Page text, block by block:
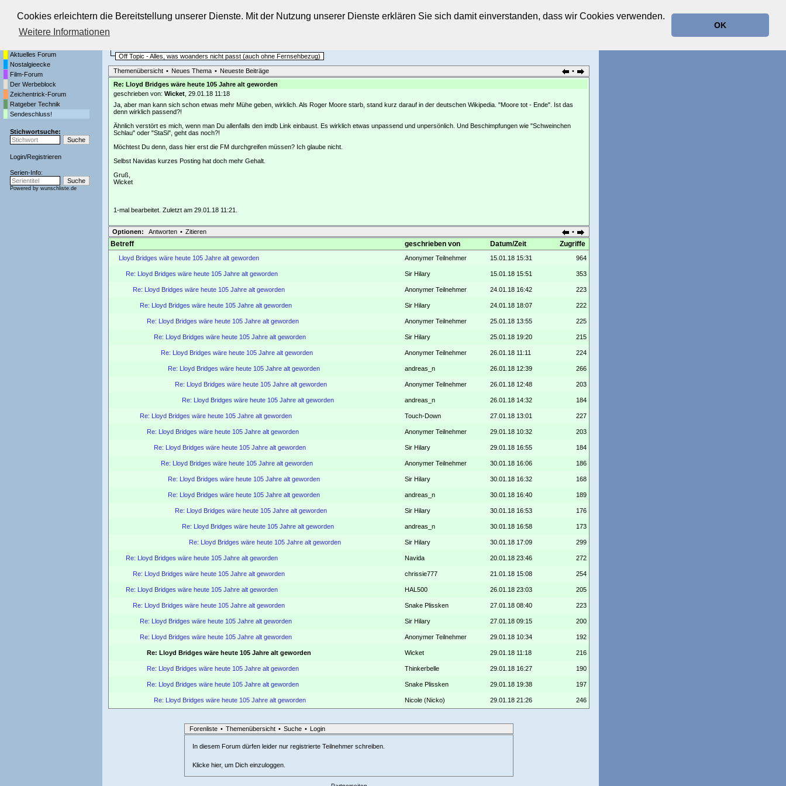
Cookies erleichtern die Bereitstellung unserer Dienste. Mit der Nutzung unserer Dienste erklären Sie sich damit einverstanden, dass wir Cookies verwenden.
Weitere Informationen
OK
Die Fernseh-Diskussionsforen von
Aktuelles Forum
Nostalgieecke
Film-Forum
Der Werbeblock
Zeichentrick-Forum
Ratgeber Technik
Sendeschluss!
Stichwortsuche:
Login/Registrieren
Serien-Info:
Powered by wunschliste.de
Off Topic - Alles, was woanders nicht passt (auch ohne Fernsehbezug)
Themenübersicht • Neues Thema • Neueste Beiträge
•
Re: Lloyd Bridges wäre heute 105 Jahre alt geworden
geschrieben von: Wicket, 29.01.18 11:18
Ja, aber man kann sich schon etwas mehr Mühe geben, wirklich. Als Roger Moore starb, stand kurz darauf in der deutschen Wikipedia. "Moore tot - Ende". Ist das
denn wirklich passend?!
Ähnlich verstört es mich, wenn man Du allenfalls den imdb Link einbaust. Es wirklich etwas unpassend und unpersönlich. Und Beschimpfungen wie "Schweinchen
Schlau" oder "StaSi", geht das noch?!
Möchtest Du denn, dass hier erst die FM durchgreifen müssen? Ich glaube nicht.
Selbst Navidas kurzes Posting hat doch mehr Gehalt.
Gruß,
Wicket
1-mal bearbeitet. Zuletzt am 29.01.18 11:21.
•
Optionen: Antworten • Zitieren
Betreff geschrieben von Datum/Zeit Zugriffe
Lloyd Bridges wäre heute 105 Jahre alt geworden Anonymer Teilnehmer 15.01.18 15:31 964
Re: Lloyd Bridges wäre heute 105 Jahre alt geworden Sir Hilary 15.01.18 15:51 353
Re: Lloyd Bridges wäre heute 105 Jahre alt geworden Anonymer Teilnehmer 24.01.18 16:42 223
Re: Lloyd Bridges wäre heute 105 Jahre alt geworden Sir Hilary 24.01.18 18:07 222
Re: Lloyd Bridges wäre heute 105 Jahre alt geworden Anonymer Teilnehmer 25.01.18 13:55 225
Re: Lloyd Bridges wäre heute 105 Jahre alt geworden Sir Hilary 25.01.18 19:20 215
Re: Lloyd Bridges wäre heute 105 Jahre alt geworden Anonymer Teilnehmer 26.01.18 11:11 224
Re: Lloyd Bridges wäre heute 105 Jahre alt geworden andreas_n 26.01.18 12:39 266
Re: Lloyd Bridges wäre heute 105 Jahre alt geworden Anonymer Teilnehmer 26.01.18 12:48 203
Re: Lloyd Bridges wäre heute 105 Jahre alt geworden andreas_n 26.01.18 14:32 184
Re: Lloyd Bridges wäre heute 105 Jahre alt geworden Touch-Down 27.01.18 13:01 227
Re: Lloyd Bridges wäre heute 105 Jahre alt geworden Anonymer Teilnehmer 29.01.18 10:32 203
Re: Lloyd Bridges wäre heute 105 Jahre alt geworden Sir Hilary 29.01.18 16:55 184
Re: Lloyd Bridges wäre heute 105 Jahre alt geworden Anonymer Teilnehmer 30.01.18 16:06 186
Re: Lloyd Bridges wäre heute 105 Jahre alt geworden Sir Hilary 30.01.18 16:32 168
Re: Lloyd Bridges wäre heute 105 Jahre alt geworden andreas_n 30.01.18 16:40 189
Re: Lloyd Bridges wäre heute 105 Jahre alt geworden Sir Hilary 30.01.18 16:53 176
Re: Lloyd Bridges wäre heute 105 Jahre alt geworden andreas_n 30.01.18 16:58 173
Re: Lloyd Bridges wäre heute 105 Jahre alt geworden Sir Hilary 30.01.18 17:09 299
Re: Lloyd Bridges wäre heute 105 Jahre alt geworden Navida 20.01.18 23:46 272
Re: Lloyd Bridges wäre heute 105 Jahre alt geworden chrissie777 21.01.18 15:08 254
Re: Lloyd Bridges wäre heute 105 Jahre alt geworden HAL500 26.01.18 23:03 205
Re: Lloyd Bridges wäre heute 105 Jahre alt geworden Snake Plissken 27.01.18 08:40 223
Re: Lloyd Bridges wäre heute 105 Jahre alt geworden Sir Hilary 27.01.18 09:15 200
Re: Lloyd Bridges wäre heute 105 Jahre alt geworden Anonymer Teilnehmer 29.01.18 10:34 192
Re: Lloyd Bridges wäre heute 105 Jahre alt geworden Wicket 29.01.18 11:18 216
Re: Lloyd Bridges wäre heute 105 Jahre alt geworden Thinkerbelle 29.01.18 16:27 190
Re: Lloyd Bridges wäre heute 105 Jahre alt geworden Snake Plissken 29.01.18 19:38 197
Re: Lloyd Bridges wäre heute 105 Jahre alt geworden Nicole (Nicko) 29.01.18 21:26 246
Forenliste • Themenübersicht • Suche • Login
In diesem Forum dürfen leider nur registrierte Teilnehmer schreiben.
Klicke hier, um Dich einzuloggen.